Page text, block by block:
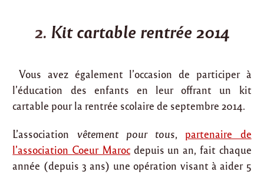
2. Kit cartable rentrée 2014
Vous avez également l’occasion de participer à
l’éducation des enfants en leur offrant un kit
cartable pour la rentrée scolaire de septembre 2014.
L’association vêtement pour tous, partenaire de
l’association Coeur Marocdepuis un an, fait chaque
année (depuis 3 ans) une opération visant à aider 5